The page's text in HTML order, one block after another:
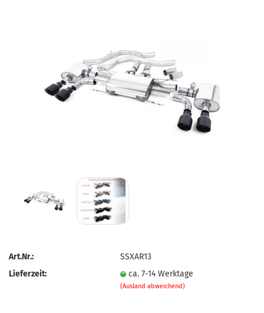
Art.Nr.:
SSXAR13
Lieferzeit:
ca. 7-14 Werktage
(Ausland abweichend)